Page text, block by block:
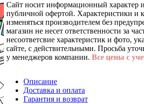
Сайт носит информационный характер и
публичной офертой. Характеристики и
изменяться производителем без
магазин не несет ответственности за
несоответсвие характеристик и фото,
сайте, с действительными. Просьба
у менеджеров компании. Все цены с
Описание
Доставка и оплата
Гарантия и возврат